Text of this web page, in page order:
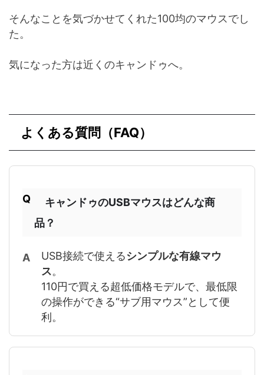
そんなことを気づかせてくれた100均のマウスでし
た。
気になった方は近くのキャンドゥへ。
よくある質問（FAQ）
キャンドゥのUSBマウスはどんな商
品？
USB接続で使えるシンプルな有線マウ
ス。
110円で買える超低価格モデルで、最低限
の操作ができる“サブ用マウス”として便
利。